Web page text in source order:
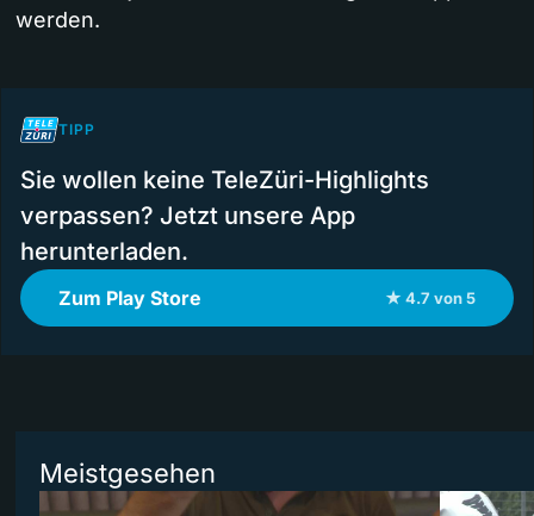
werden.
TIPP
Sie wollen keine TeleZüri-Highlights
verpassen? Jetzt unsere App
herunterladen.
Zum Play Store ★ 4.7 von 5
Meistgesehen